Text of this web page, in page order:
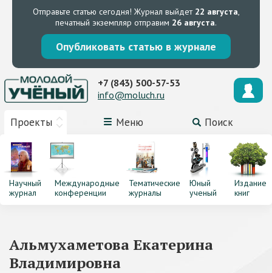
Отправьте статью сегодня! Журнал выйдет 22 августа,
печатный экземпляр отправим 26 августа.
Опубликовать статью в журнале
Проекты Меню Поиск
+7 (843) 500-57-53
info@moluch.ru
Научный
журнал
Международные
конференции
Тематические
журналы
Юный
ученый
Издание
книг
Альмухаметова Екатерина
Владимировна